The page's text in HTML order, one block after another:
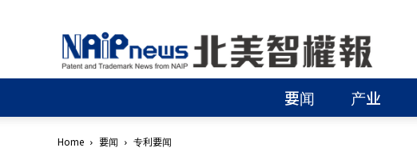
北
美
智
權
│
要闻 产业
Home 要闻 专利要闻